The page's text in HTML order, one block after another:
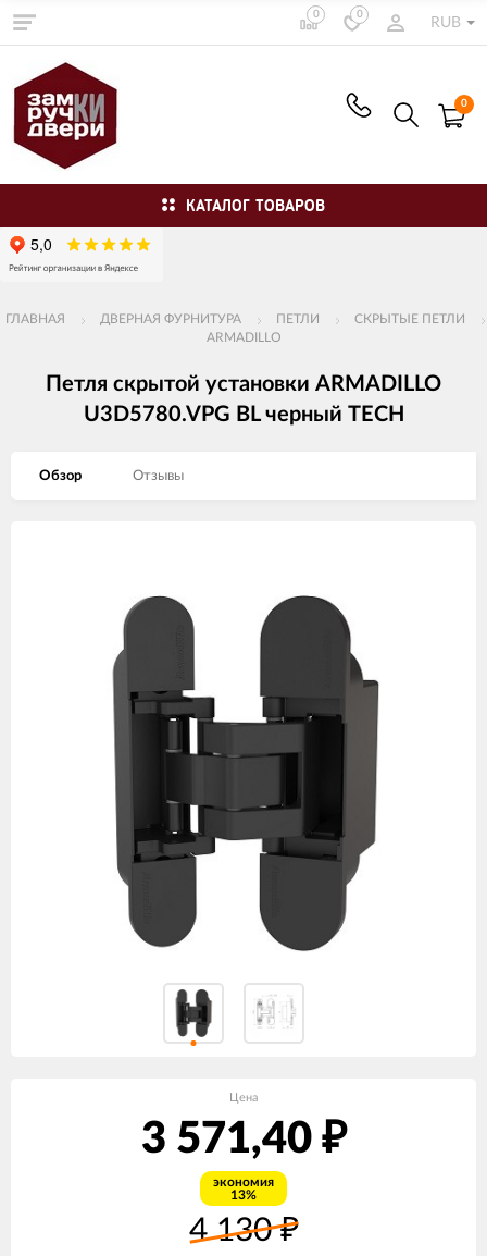
0 0
RUB
0
КАТАЛОГ ТОВАРОВ
ГЛАВНАЯ ДВЕРНАЯ ФУРНИТУРА ПЕТЛИ
СКРЫТЫЕ ПЕТЛИ
ARMADILLO
Петля скрытой установки ARMADILLO
U3D5780.VPG BL черный TECH
Обзор Отзывы
Цена
3 571,40 ₽
экономия
13%
4 130₽